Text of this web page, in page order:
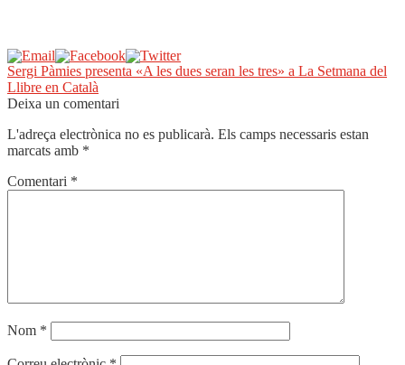
Navegació
d'entrades
Entrada
anterior:
Sergi Pàmies presenta «A les dues seran les tres» a La Setmana del
Llibre en Català
Deixa un comentari
L'adreça electrònica no es publicarà. Els camps necessaris estan
marcats amb *
Comentari *
Nom *